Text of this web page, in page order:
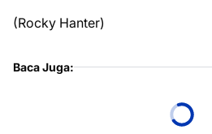
(Rocky Hanter)
Baca Juga: